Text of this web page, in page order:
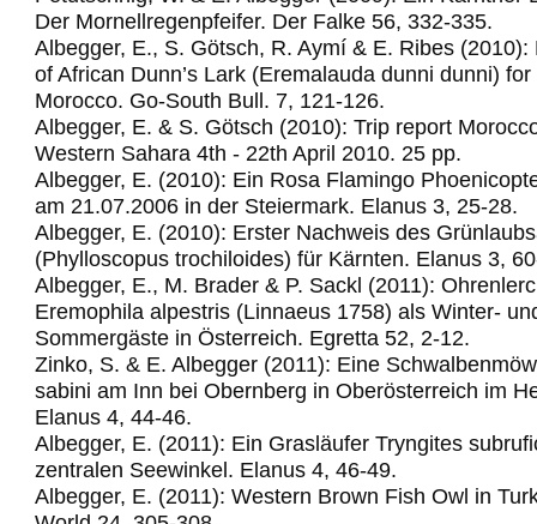
Der Mornellregenpfeifer. Der Falke 56, 332-335.
Albegger, E., S. Götsch, R. Aymí & E. Ribes (2010):
of African Dunn’s Lark (Eremalauda dunni dunni) for
Morocco. Go-South Bull. 7, 121-126.
Albegger, E. & S. Götsch (2010): Trip report
Western Sahara 4th - 22th April 2010. 25 pp.
Albegger, E. (2010): Ein Rosa Flamingo
am 21.07.2006 in der Steiermark. Elanus 3, 25-28.
Albegger, E. (2010): Erster Nachweis des
(Phylloscopus trochiloides) für Kärnten. Elanus 3,
Albegger, E., M. Brader & P. Sackl (2011):
Eremophila alpestris (Linnaeus 1758) als Winter-
Sommergäste in Österreich. Egretta 52, 2-12.
Zinko, S. & E. Albegger (2011): Eine
sabini am Inn bei Obernberg in Oberösterreich im
Elanus 4, 44-46.
Albegger, E. (2011): Ein Grasläufer Tryngites
zentralen Seewinkel. Elanus 4, 46-49.
Albegger, E. (2011): Western Brown Fish Owl in